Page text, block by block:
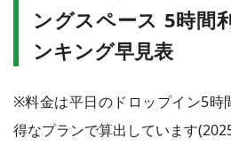
ングスペース 5時間
ンキング早見表
※料金は平日のドロップイン5時
得なプランで算出しています